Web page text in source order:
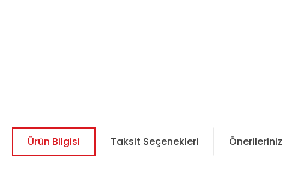
Ürün Bilgisi Taksit Seçenekleri Önerileriniz